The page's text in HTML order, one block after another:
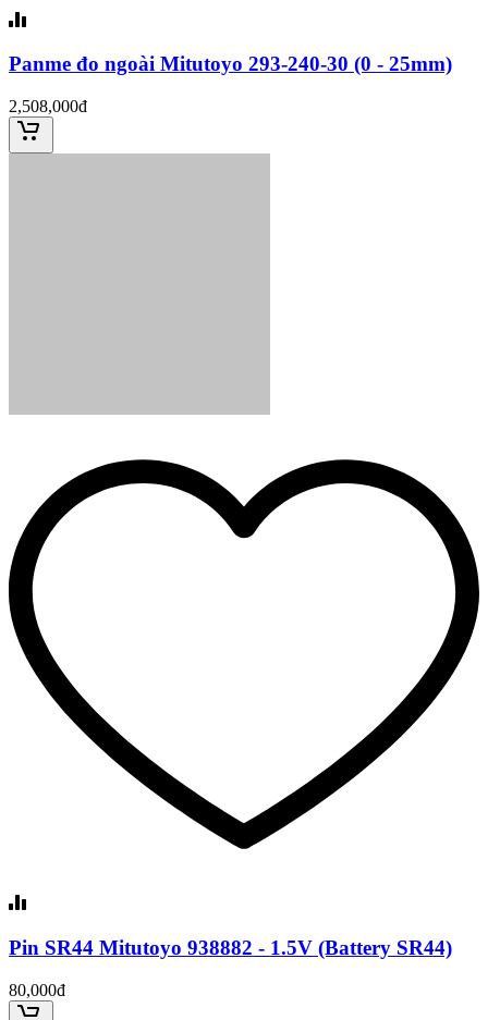
Panme đo ngoài Mitutoyo 293-240-30 (0 - 25mm)
2,508,000đ
Pin SR44 Mitutoyo 938882 - 1.5V (Battery SR44)
80,000đ